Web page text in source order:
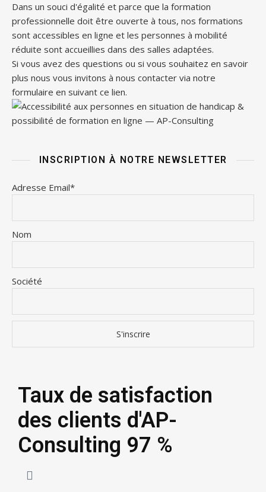
Dans un souci d'égalité et parce que la formation
professionnelle doit être ouverte à tous, nos formations
sont accessibles en ligne et les personnes à mobilité
réduite sont accueillies dans des salles adaptées.
Si vous avez des questions ou si vous souhaitez en savoir
plus nous vous invitons à nous contacter via notre
formulaire en suivant ce lien.
INSCRIPTION À NOTRE NEWSLETTER
Adresse Email*
Nom
Société
Taux de satisfaction
des clients d'AP-
Consulting 97 %